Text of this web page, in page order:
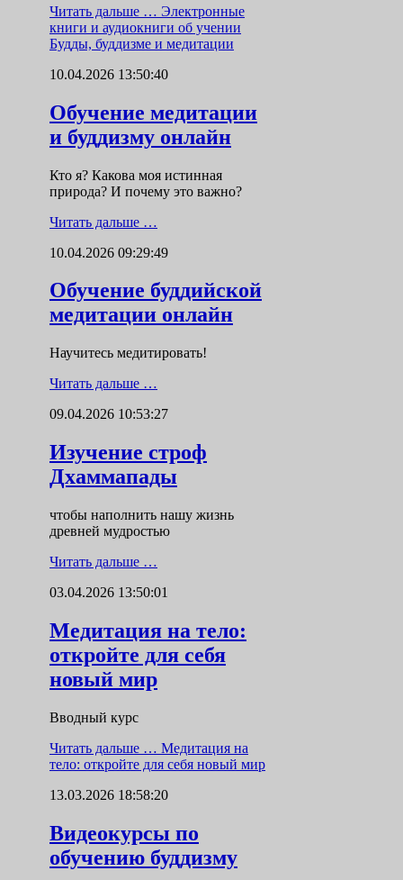
Читать дальше … Электронные
книги и аудиокниги об учении
Будды, буддизме и медитации
10.04.2026 13:50:40
Обучение медитации
и буддизму онлайн
Кто я? Какова моя истинная
природа? И почему это важно?
Читать дальше …
10.04.2026 09:29:49
Обучение буддийской
медитации онлайн
Научитесь медитировать!
Читать дальше …
09.04.2026 10:53:27
Изучение строф
Дхаммапады
чтобы наполнить нашу жизнь
древней мудростью
Читать дальше …
03.04.2026 13:50:01
Медитация на тело:
откройте для себя
новый мир
Вводный курс
Читать дальше … Медитация на
тело: откройте для себя новый мир
13.03.2026 18:58:20
Видеокурсы по
обучению буддизму